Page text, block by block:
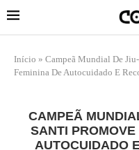
Início » Campeã Mundial De
Feminina De Autocuidado E
CAMPEÃ
SANTI
AUTOCUIDADO